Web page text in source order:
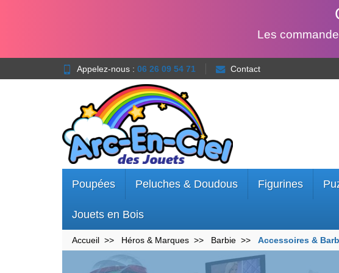
Les
Appelez-nous : 06 26 09 54 71 Contact
Poupées Peluches & Doudous Figurines
Jouets en Bois
Accueil Héros & Marques Barbie Accessoires &